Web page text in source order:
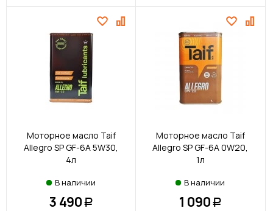
Моторное масло Taif
Allegro SP GF-6A 5W30,
4л
В наличии
3 490 Р
Моторное масло Taif
Allegro SP GF-6A 0W20,
1л
В наличии
1 090 Р